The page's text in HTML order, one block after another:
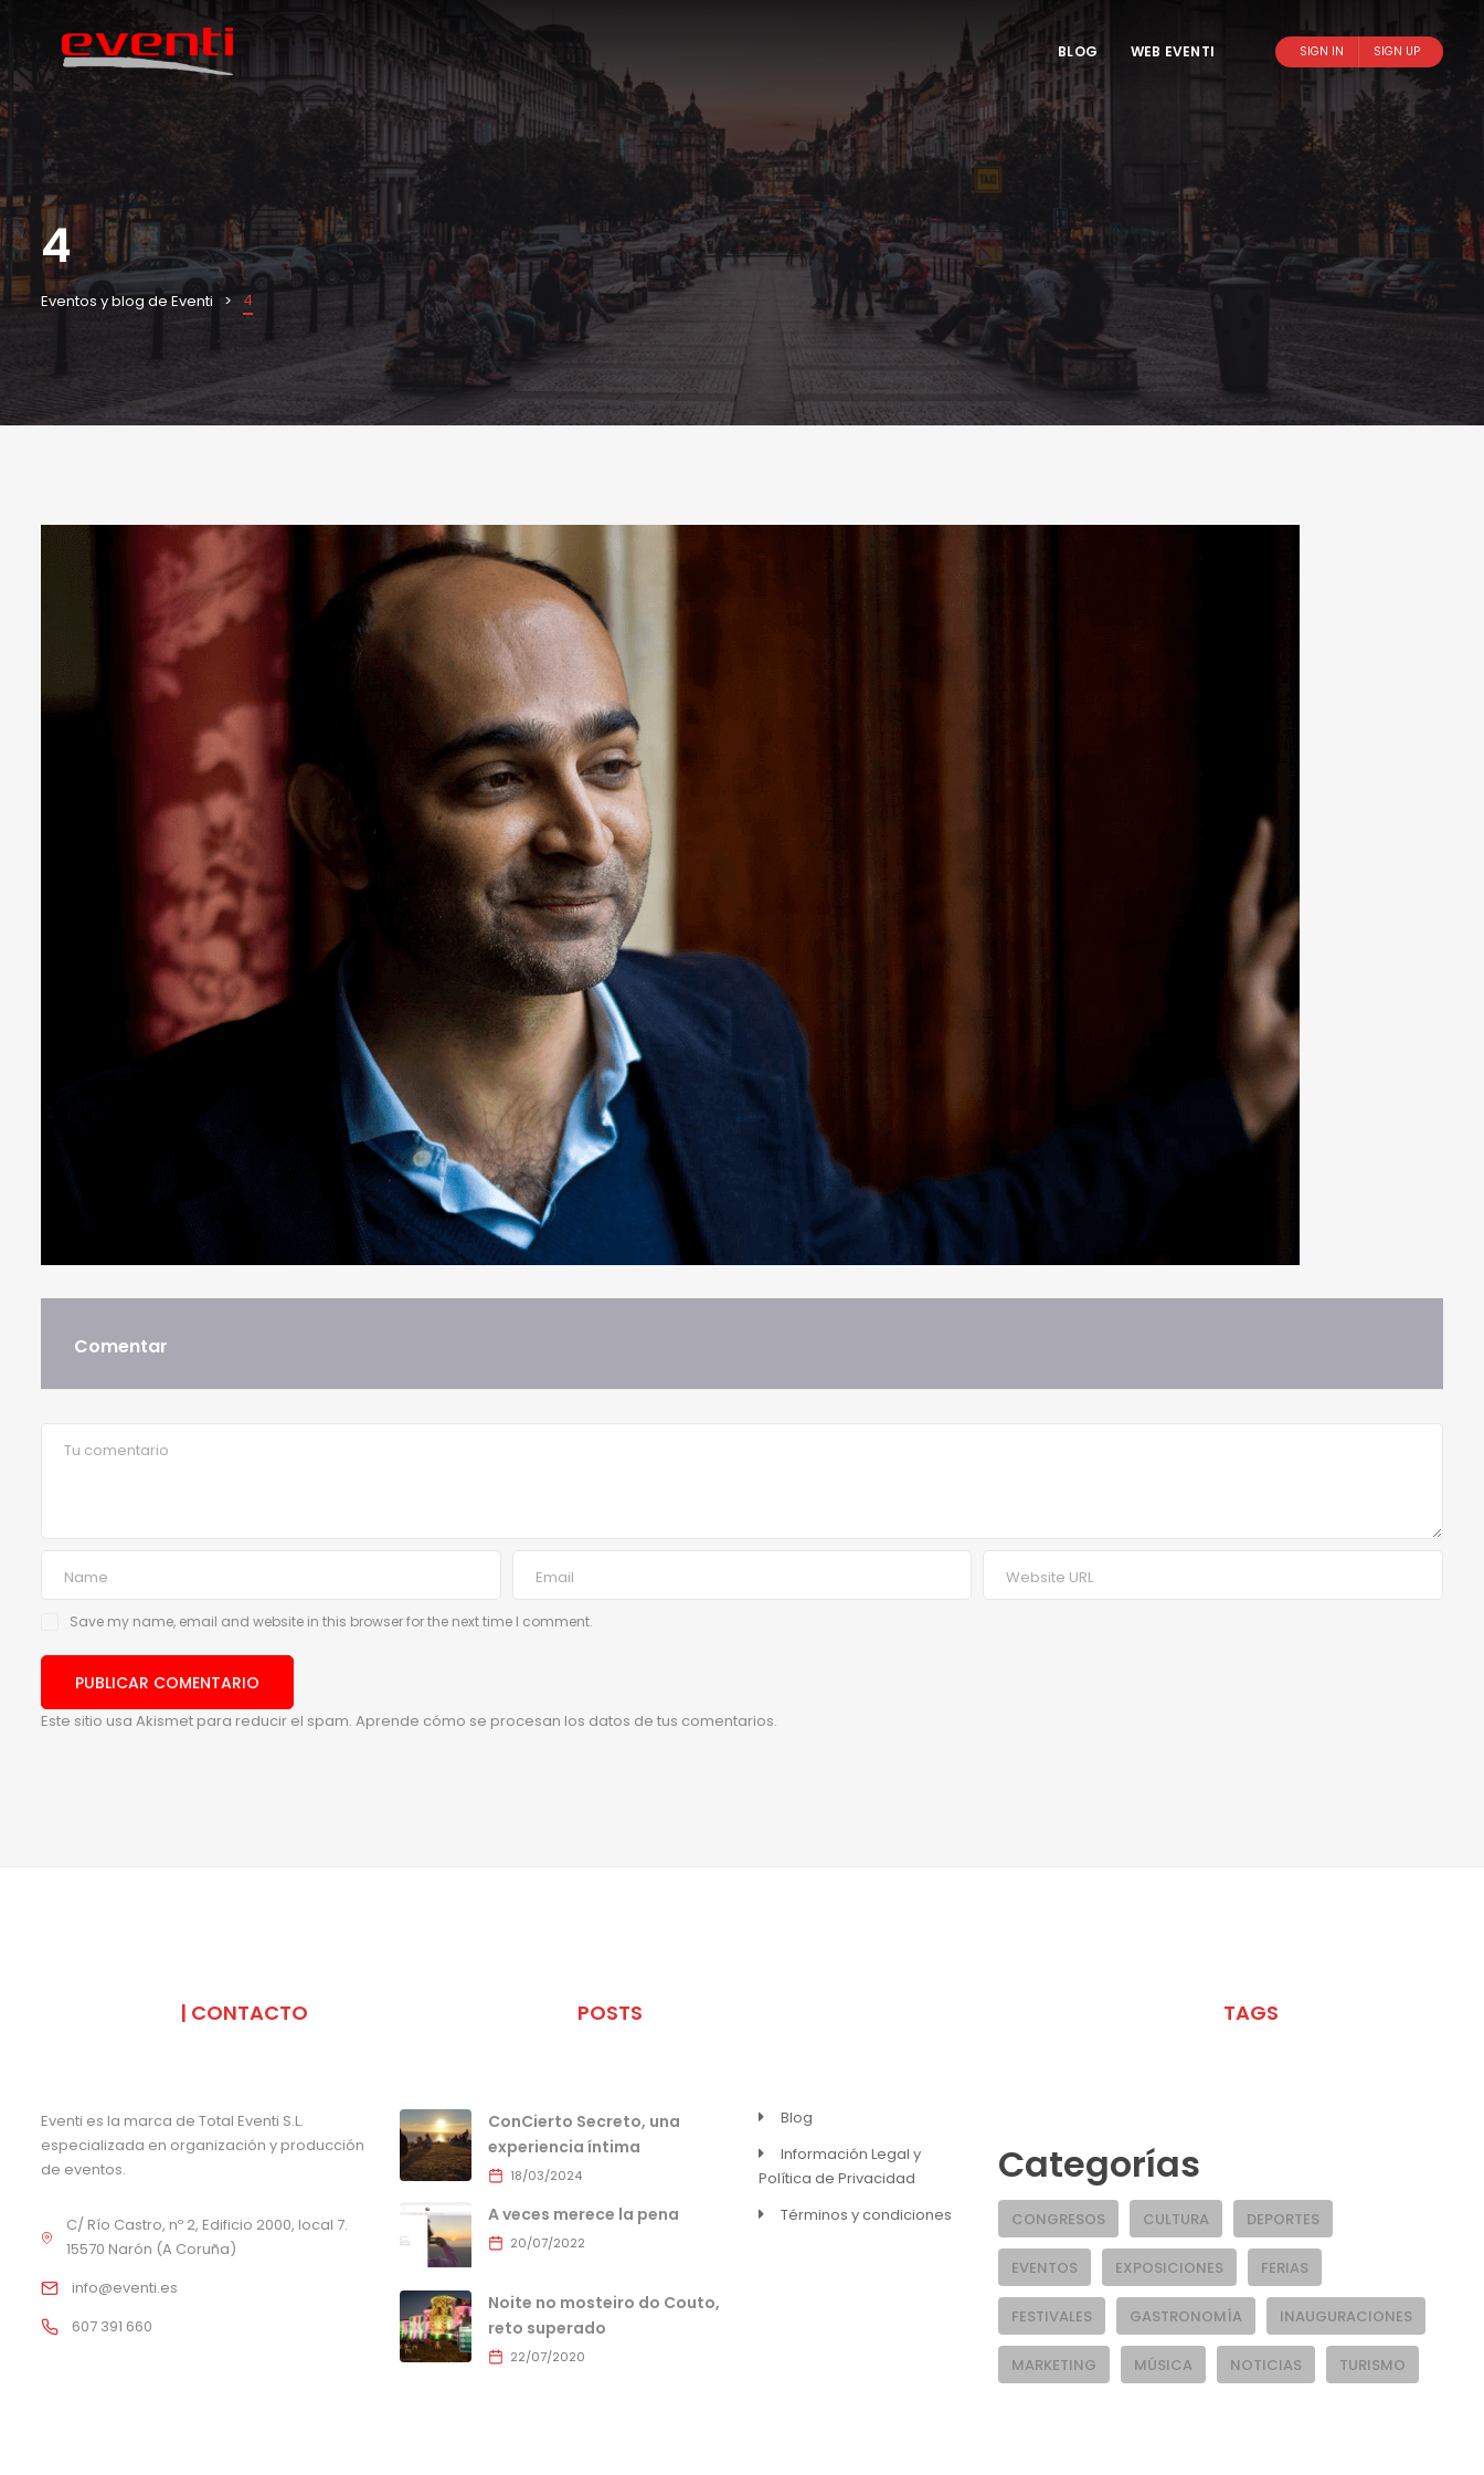
BLOG WEB EVENTI SIGN IN SIGN UP
4
Eventos y blog de Eventi 4
Comentar
Save my name, email and website in this browser for the next time I comment.
Este sitio usa Akismet para reducir el spam. Aprende cómo se procesan los datos de tus comentarios.
| CONTACTO
Eventi es la marca de Total Eventi S.L.
especializada en organización y producción
de eventos.
C/ Río Castro, nº 2, Edificio 2000, local 7.
15570 Narón (A Coruña)
info@eventi.es
607 391 660
POSTS
ConCierto Secreto, una
experiencia íntima
18/03/2024
A veces merece la pena
20/07/2022
Noite no mosteiro do Couto,
reto superado
22/07/2020
Blog
Información Legal y
Política de Privacidad
Términos y condiciones
TAGS
Categorías
CONGRESOS CULTURA DEPORTES
EVENTOS EXPOSICIONES FERIAS
FESTIVALES GASTRONOMÍA INAUGURACIONES
MARKETING MÚSICA NOTICIAS TURISMO